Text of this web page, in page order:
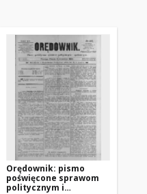
Orędownik: pismo
poświęcone sprawom
politycznym i